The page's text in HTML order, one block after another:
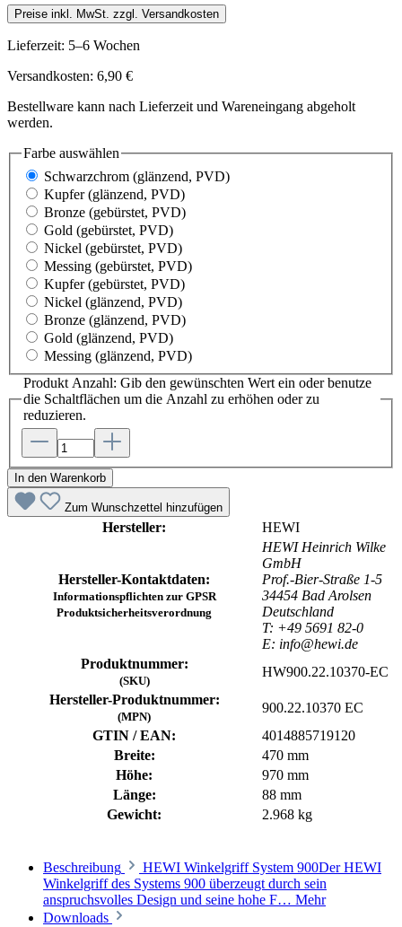
Preise inkl. MwSt. zzgl. Versandkosten
Lieferzeit: 5–6 Wochen
Versandkosten: 6,90 €
Bestellware kann nach Lieferzeit und Wareneingang abgeholt
werden.
Farbe auswählen
Schwarzchrom (glänzend, PVD)
Kupfer (glänzend, PVD)
Bronze (gebürstet, PVD)
Gold (gebürstet, PVD)
Nickel (gebürstet, PVD)
Messing (gebürstet, PVD)
Kupfer (gebürstet, PVD)
Nickel (glänzend, PVD)
Bronze (glänzend, PVD)
Gold (glänzend, PVD)
Messing (glänzend, PVD)
Produkt Anzahl: Gib den gewünschten Wert ein oder benutze
die Schaltflächen um die Anzahl zu erhöhen oder zu
reduzieren.
In den Warenkorb
Zum Wunschzettel hinzufügen
Hersteller: HEWI
Hersteller-Kontaktdaten:
Informationspflichten zur GPSR
Produktsicherheitsverordnung
HEWI Heinrich Wilke
GmbH
Prof.-Bier-Straße 1-5
34454 Bad Arolsen
Deutschland
T: +49 5691 82-0
E: info@hewi.de
Produktnummer:
(SKU)
HW900.22.10370-EC
Hersteller-Produktnummer:
(MPN)
900.22.10370 EC
GTIN / EAN:
4014885719120
Breite:
470 mm
Höhe:
970 mm
Länge:
88 mm
Gewicht:
2.968 kg
Beschreibung
HEWI Winkelgriff System 900Der HEWI
Winkelgriff des Systems 900 überzeugt durch sein
anspruchsvolles Design und seine hohe F… Mehr
Downloads